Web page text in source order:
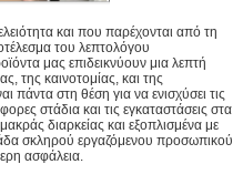
και που παρέχονται από τη
του λεπτολόγου
μας επιδεικνύουν μια λεπτή
της καινοτομίας, και της
πάντα στη θέση για να ενισχύσει τις
στάδια και τις εγκαταστάσεις στα
διαρκείας και εξοπλισμένα με
σκληρού εργαζόμενου προσωπικού
ασφάλεια.